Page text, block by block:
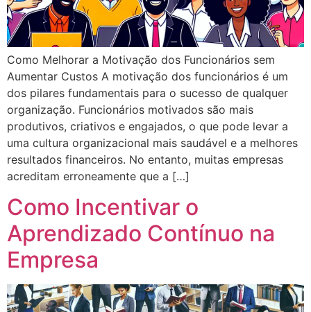
Como Melhorar a Motivação dos Funcionários sem
Aumentar Custos A motivação dos funcionários é um
dos pilares fundamentais para o sucesso de qualquer
organização. Funcionários motivados são mais
produtivos, criativos e engajados, o que pode levar a
uma cultura organizacional mais saudável e a melhores
resultados financeiros. No entanto, muitas empresas
acreditam erroneamente que a […]
Como Incentivar o
Aprendizado Contínuo na
Empresa